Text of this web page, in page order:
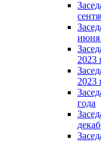
июня
2023
2023
года